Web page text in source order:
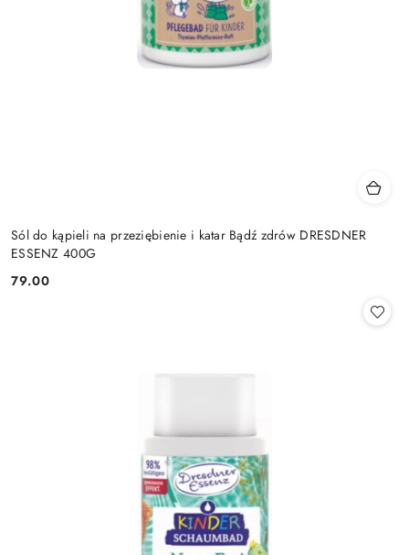
Sól do kąpieli na przeziębienie i katar Bądź zdrów DRESDNER
ESSENZ 400G
Cena:
79.00